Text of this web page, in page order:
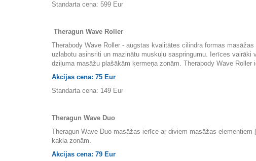
Standarta cena: 599 Eur
Theragun Wave Roller
Therabody Wave Roller - augstas kvalitātes cilindra formas
uzlabotu asinsriti un mazinātu muskuļu saspringumu. Ierīces
dziļuma masāžu plašākām ķermeņa zonām. Therabody Wave
Akcijas cena: 75 Eur
Standarta cena: 149 Eur
Theragun Wave Duo
Theragun Wave Duo masāžas ierīce ar diviem masāžas
kakla zonām.
Akcijas cena: 79 Eur